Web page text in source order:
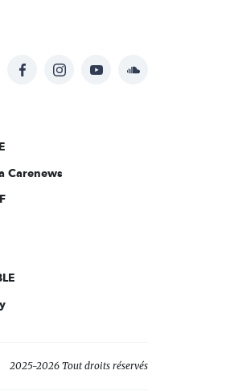
FacebookInstagramYouTubeSoundcloud
Carenews
2025-2026 Tout droits réservés